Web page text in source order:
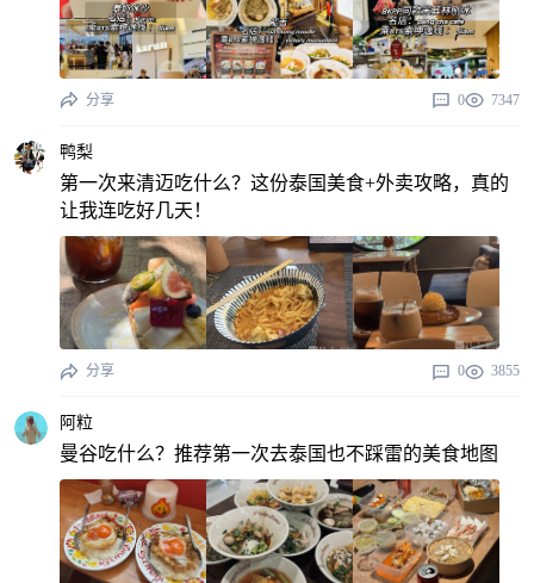
分享 0 7347
鸭梨
第一次来清迈吃什么？这份泰国美食+外卖攻略，真的
让我连吃好几天！
分享 0 3855
阿粒
曼谷吃什么？推荐第一次去泰国也不踩雷的美食地图